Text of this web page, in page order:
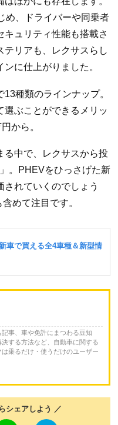
め、ドライバーや同乗者
ュリティ性能も搭載さ
テリアも、レクサスらし
に仕上がりました。
種類のラインナップ。
選ぶことができるメリッ
から。
る中で、レクサスから投
。PHEVをひっさげた新
れていくのでしょう
めて注目です。
事、車や免許にまつわる豆知
する方法など、自動車に関する
乗るだけ・使うだけのユーザー
シェアしよう ／